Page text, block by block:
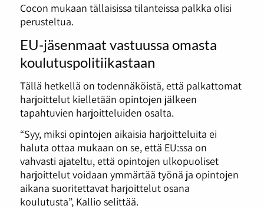
Cocon mukaan tällaisissa tilanteissa palkka olisi
perusteltua.
EU-jäsenmaat vastuussa omasta
koulutuspolitiikastaan
Tällä hetkellä on todennäköistä, että palkattomat
harjoittelut kielletään opintojen jälkeen
tapahtuvien harjoitteluiden osalta.
“Syy, miksi opintojen aikaisia harjoitteluita ei
haluta ottaa mukaan on se, että EU:ssa on
vahvasti ajateltu, että opintojen ulkopuoliset
harjoittelut voidaan ymmärtää työnä ja opintojen
aikana suoritettavat harjoittelut osana
koulutusta”, Kallio selittää.